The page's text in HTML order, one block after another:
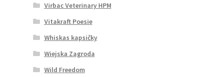
Virbac Veterinary HPM
Vitakraft Poesie
Whiskas kapsičky
Wiejska Zagroda
Wild Freedom